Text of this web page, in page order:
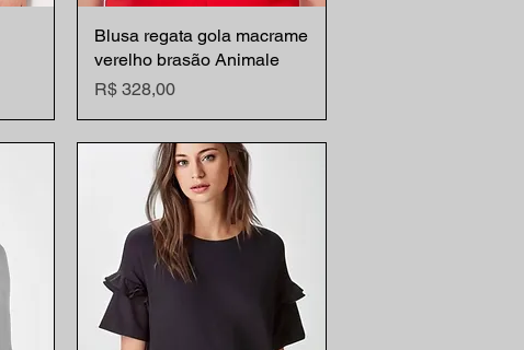
Visualização rápida
Blusa regata gola macrame
verelho brasão Animale
Preço
R$ 328,00